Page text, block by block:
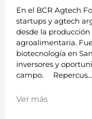
En el BCR Agtech
startups y agtech
desde la
agroalimentaria.
biotecnología en
inversores y
campo. Repercus...
Ver más